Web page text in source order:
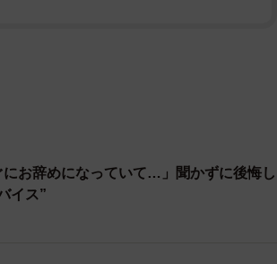
にお辞めになっていて…」聞かずに後悔し
イス”